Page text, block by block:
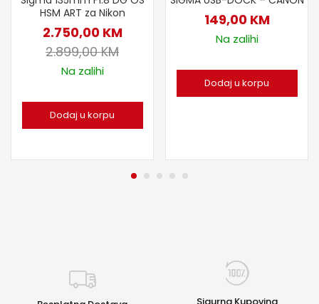
HSM ART za Nikon
2.750,00 KM
2.899,00KM
Na zalihi
Dodaj u korpu
149,00 KM
Na zalihi
Dodaj u korpu